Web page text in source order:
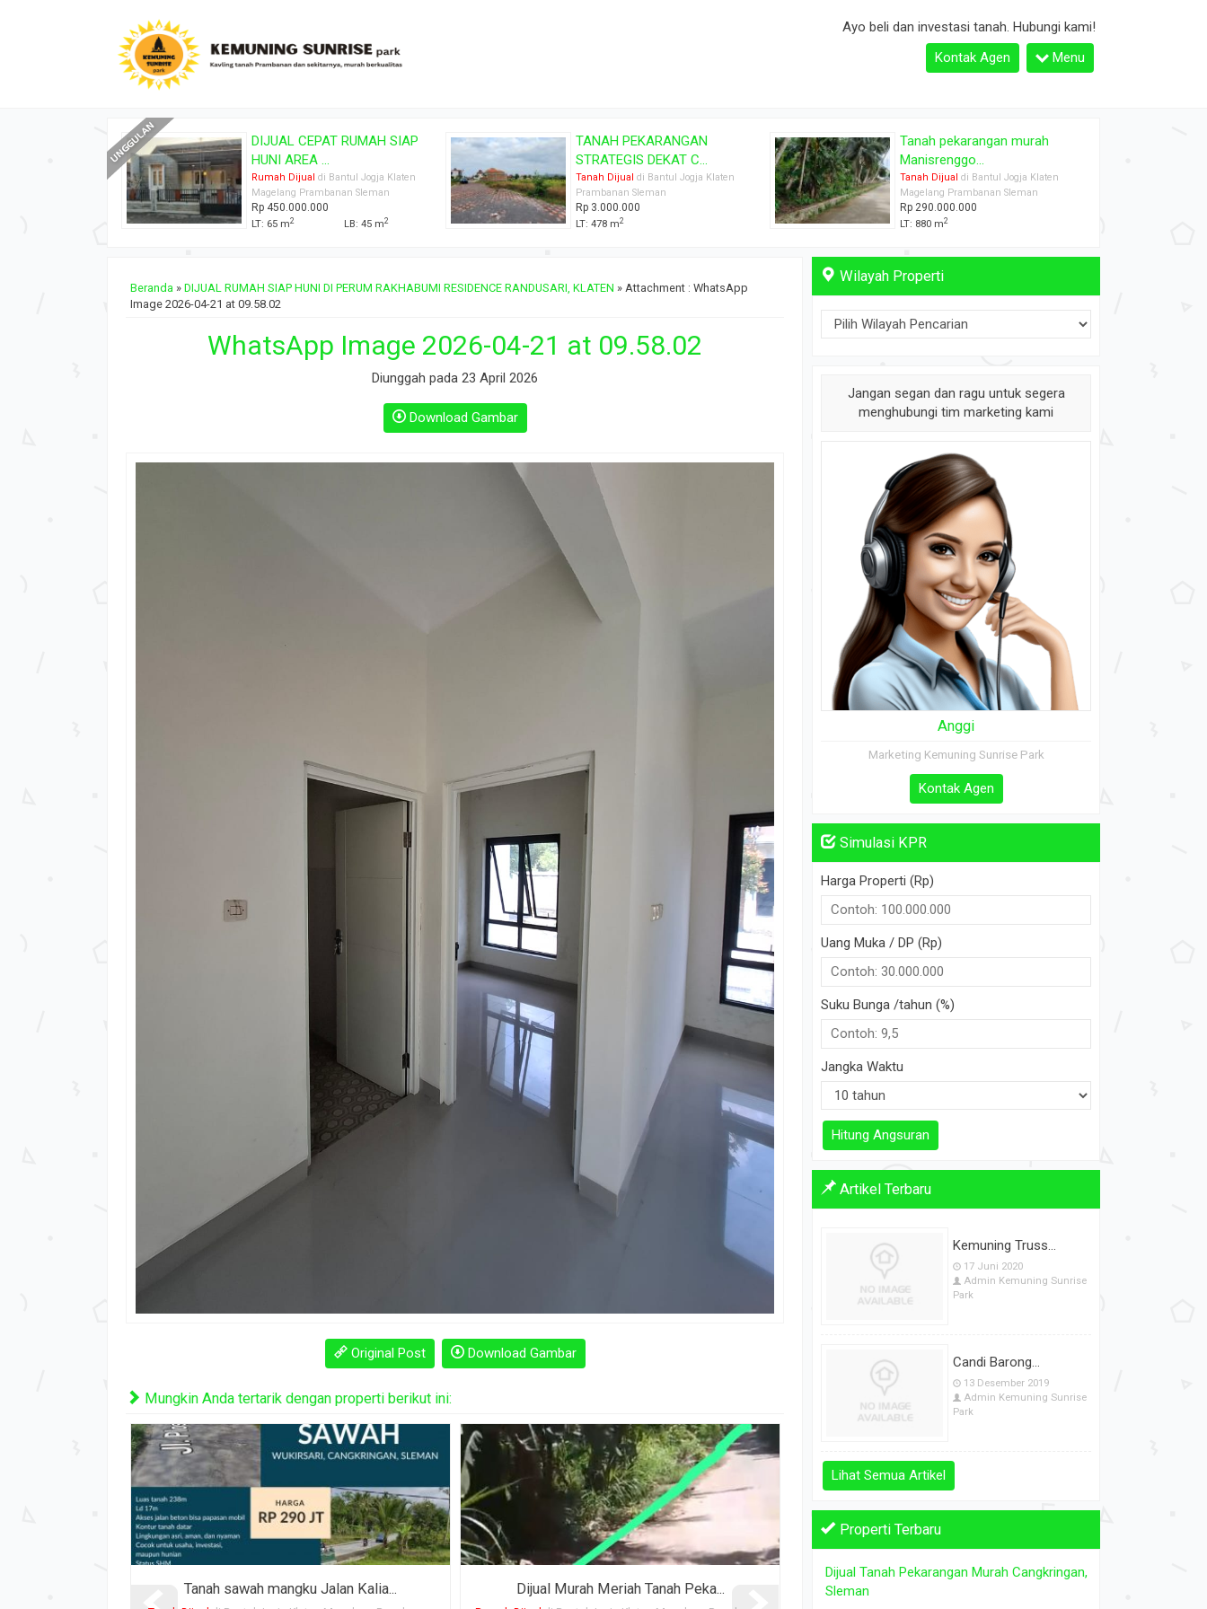
Ayo beli dan investasi tanah. Hubungi kami!
Kontak Agen
Menu
TANAH PEKARANGAN
STRATEGIS DEKAT C...
Tanah Dijual di Bantul Jogja Klaten
Prambanan Sleman
Rp 3.000.000
LT: 478 m
Tanah pekarangan murah
Manisrenggo...
Tanah Dijual di Bantul Jogja Klaten
Magelang Prambanan Sleman
Rp 290.000.000
LT: 880 m2
TANAH PEKARANGAN MURAH
HANYA 300JU...
Tanah Dijual di Bantul Jogja Klaten
Magelang Prambanan Sleman
Rp 325.000.000
LT: 1000 m
Beranda » DIJUAL RUMAH SIAP HUNI DI PERUM RAKHABUMI RESIDENCE RANDUSARI, KLATEN » Attachment : WhatsApp
Image 2026-04-21 at 09.58.02
WhatsApp Image 2026-04-21 at 09.58.02
Diunggah pada 23 April 2026
Download Gambar
Original Post Download Gambar
Mungkin Anda tertarik dengan properti berikut ini:
Dijual Murah Meriah Tanah Peka... Dijual Pekarangan SHM Dekat Ba... Tanah Sawah Strategis Dijual A...
Wilayah Properti
Jangan segan dan ragu untuk segera
menghubungi tim marketing kami
Anggi
Marketing Kemuning Sunrise Park
Kontak Agen
Simulasi KPR
Harga Properti (Rp)
Uang Muka / DP (Rp)
Suku Bunga /tahun (%)
Jangka Waktu
Hitung Angsuran
Artikel Terbaru
Kemuning Truss...
17 Juni 2020
Admin Kemuning Sunrise
Park
Candi Barong...
13 Desember 2019
Admin Kemuning Sunrise
Park
Lihat Semua Artikel
Properti Terbaru
Dijual Tanah Pekarangan Murah Cangkringan,
Sleman